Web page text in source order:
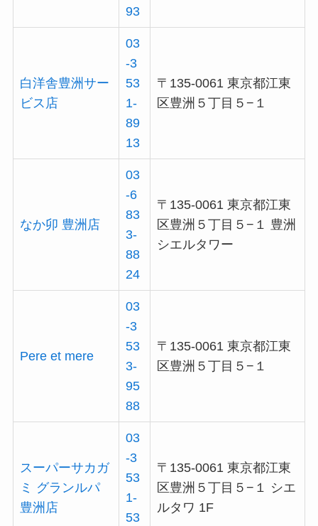
93
白洋舎豊洲サー
ビス店
03
-3
53
1-
89
13
〒135-0061 東京都江東
区豊洲５丁目５−１
なか卯 豊洲店
03
-6
83
3-
88
24
〒135-0061 東京都江東
区豊洲５丁目５−１ 豊洲
シエルタワー
Pere et mere
03
-3
53
3-
95
88
〒135-0061 東京都江東
区豊洲５丁目５−１
スーパーサカガ
ミ グランルパ
豊洲店
03
-3
53
1-
53
〒135-0061 東京都江東
区豊洲５丁目５−１ シエ
ルタワ 1F